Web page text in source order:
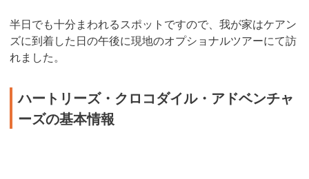
半日でも十分まわれるスポットですので、我が家はケアン
ズに到着した日の午後に現地のオプショナルツアーにて訪
れました。
ハートリーズ・クロコダイル・アドベンチャ
ーズの基本情報